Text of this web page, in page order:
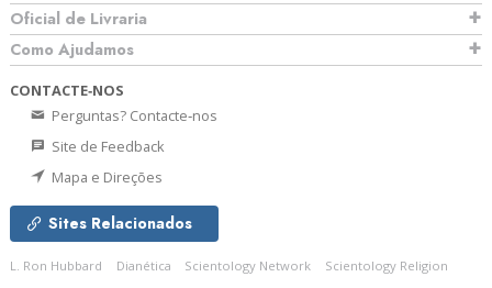
Oficial de Livraria
Como Ajudamos
CONTACTE‑NOS
Perguntas? Contacte‑nos
Site de Feedback
Mapa e Direções
Sites Relacionados
L. Ron Hubbard Dianética Scientology Network
Scientology Religion